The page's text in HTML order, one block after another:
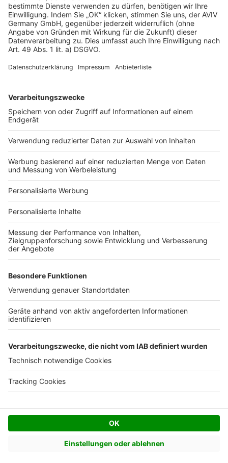
AGB-Übersicht
Datenschutz
Impressum
Services
Bauprojekt-Quiz
Häuser-Suche
Hausanbieter-Suche
Bauprojekt-Profil
Für Unternehmen
Ihre Baufirma auf bauen.de
Kostenloses Infogespräch
© AVIV Germany GmbH - 2026
Facebook
Twitter